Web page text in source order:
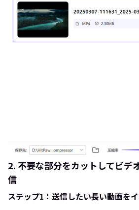
2. 不要な部分をカットしてビデ
信
ステップ1：送信したい長い動画を